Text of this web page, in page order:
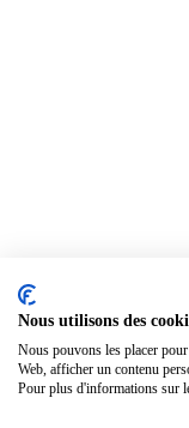
Nous utilisons des
Nous pouvons les placer
Web, afficher un contenu
Pour plus d'informations sur